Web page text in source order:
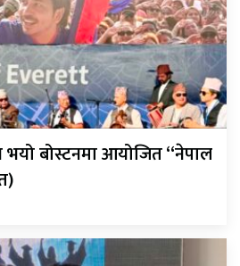
बोस्टनमा आयोजित “नेपाल